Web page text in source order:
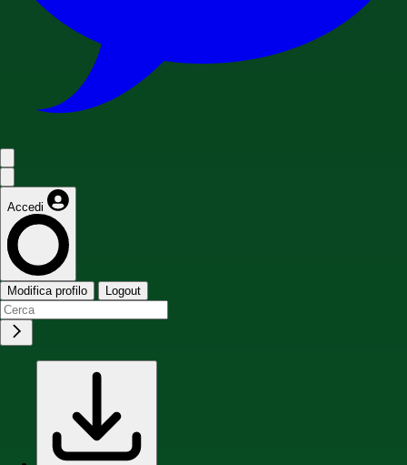
Accedi
Modifica profilo Logout